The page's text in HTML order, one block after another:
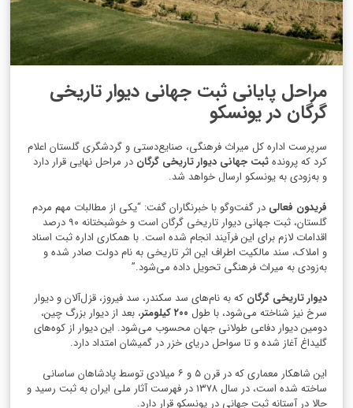
مراحل پایانی ثبت جهانی دیوار تاریخی
گرگان در یونسکو
سرپرست اداره کل میراث فرهنگی، صنایع‌دستی و گردشگری گلستان اعلام
کرد که پروندهثبت جهانی دیوار تاریخی گرگان در مراحل نهایی قرار دارد
و به‌زودی به یونسکو ارسال خواهد شد.
فریدون فعالی در گفت‌وگو با خبرنگاران گفت: “یکی از مطالبات مهم مردم
گلستان، ثبت جهانی دیوار تاریخی گرگان است و خوشبختانه ۹۰ درصد
اقدامات لازم برای این فرآیند انجام شده است. با همکاری اداره ثبت اسناد
و املاک، سند مالکیت اطراف این اثر تاریخی به نام دولت صادر شده و
به‌زودی به میراث فرهنگی تحویل داده می‌شود.”
دیوار تاریخی گرگان که به نام‌های سد سکندر، سد فیروز، قزل‌آلان و دیوار
سرخ نیز شناخته می‌شود، با طول ۲۰۰ کیلومتر
، بعد از دیوار بزرگ چین،
دومین دیوار دفاعی طولانی جهان محسوب می‌شود. این دیوار از کوه‌های
گلیداغ آغاز شده و تا سواحل دریای خزر در گمیشان امتداد دارد.
این شاهکار معماری که در قرن ۵ و ۶ میلادی توسط پادشاهان ساسانی
ساخته شده است، در سال ۱۳۷۸ در فهرست آثار ملی ایران به ثبت رسید و
حالا در آستانه ثبت جهانی در یونسکو قرار دارد.